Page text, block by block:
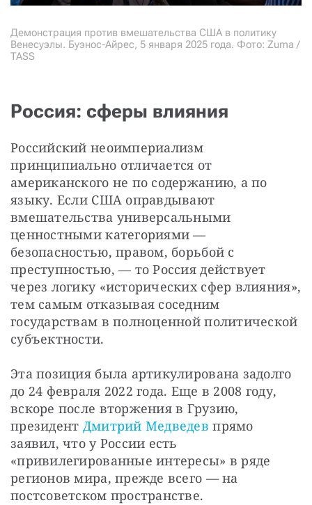
Демонстрация против вмешательства США в политику
Венесуэлы. Буэнос-Айрес, 5 января 2025 года. Фото: Zuma /
TASS
Россия: сферы влияния
Российский неоимпериализм
принципиально отличается от
американского не по содержанию, а по
языку. Если США оправдывают
вмешательства универсальными
ценностными категориями —
безопасностью, правом, борьбой с
преступностью, — то Россия действует
через логику «исторических сфер влияния»,
тем самым отказывая соседним
государствам в полноценной политической
субъектности.
Эта позиция была артикулирована задолго
до 24 февраля 2022 года. Еще в 2008 году,
вскоре после вторжения в Грузию,
президент Дмитрий Медведев прямо
заявил, что у России есть
«привилегированные интересы» в ряде
регионов мира, прежде всего — на
постсоветском пространстве.